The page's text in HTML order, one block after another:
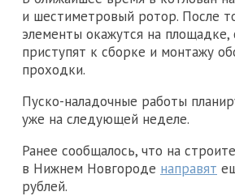
и шестиметровый ротор. После
элементы окажутся на площадке,
приступят к сборке и монтажу
проходки.
Пуско-наладочные работы
уже на следующей неделе.
Ранее сообщалось, что на
в Нижнем Новгороде направят
рублей.